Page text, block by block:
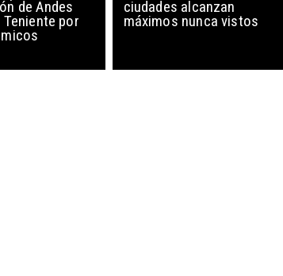
de Andes
Teniente por
ciudades alcanzan
máximos nunca vistos